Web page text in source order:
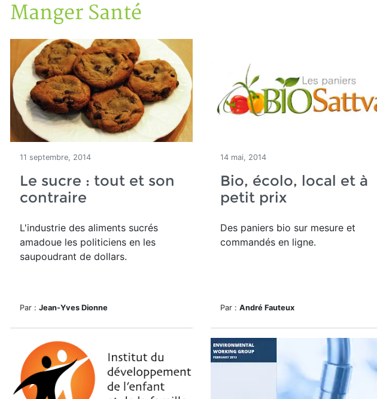
Accueil
Articles
Manger Santé
Manger Santé
11 septembre, 2014
Le sucre : tout et son
contraire
L'industrie des aliments sucrés
amadoue les politiciens en les
saupoudrant de dollars.
Par : Jean-Yves Dionne
14 mai, 2014
Bio, écolo, local et à
petit prix
Des paniers bio sur mesure et
commandés en ligne.
Par : André Fauteux